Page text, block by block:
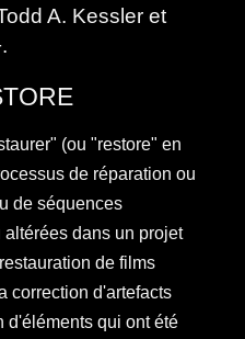
A. Kessler et
(ou "restore" en
de réparation ou
de séquences
dans un projet
de films
correction d'artefacts
d'éléments qui ont été